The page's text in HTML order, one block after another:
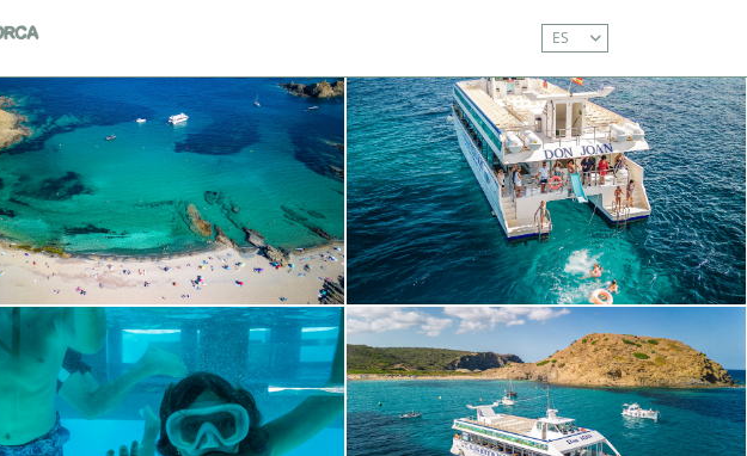
ES
info@excursionesmenorca.com
Lunes a viernes de 9.00h a 13.00h y de 16.00h a 19.30h. Los sábados de
9.30h a 13.00h